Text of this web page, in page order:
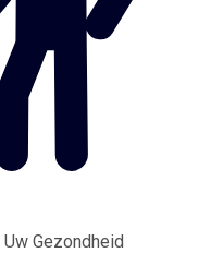
Gezondheid